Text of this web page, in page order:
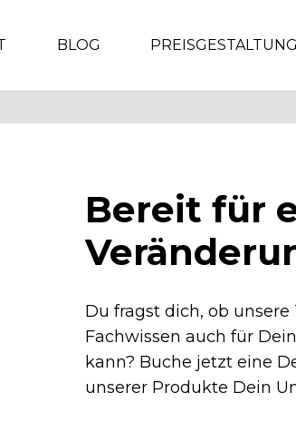
BLOG PREISGESTALTUNG
Bereit für
Du fragst dich, ob
Fachwissen auch für
kann? Buche jetzt eine
unserer Produkte Dein